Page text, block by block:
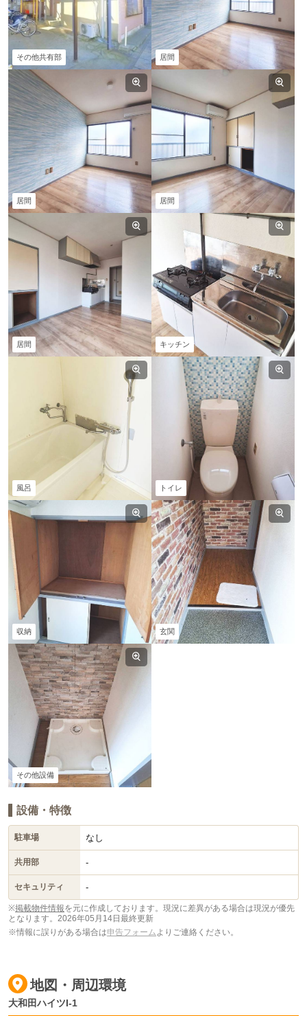
その他共有部 居間
居間 居間
居間 キッチン
風呂 トイレ
収納 玄関
その他設備
設備・特徴
駐車場 なし
共用部 -
セキュリティ -
※掲載物件情報を元に作成しております。現況に差異がある場合は現況が優先
となります。 2026年05月14日最終更新
※情報に誤りがある場合は申告フォーム よりご連絡ください。
地図・周辺環境
大和田ハイツI-1